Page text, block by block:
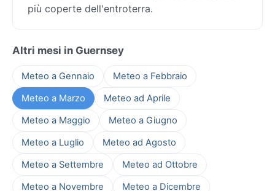
più coperte dell'entroterra.
Altri mesi in Guernsey
Meteo a Gennaio
Meteo a Febbraio
Meteo a Marzo
Meteo ad Aprile
Meteo a Maggio
Meteo a Giugno
Meteo a Luglio
Meteo ad Agosto
Meteo a Settembre
Meteo ad Ottobre
Meteo a Novembre
Meteo a Dicembre